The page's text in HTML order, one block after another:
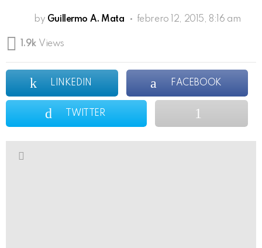
by Guillermo A. Mata febrero 12, 2015, 8:16 am
1.9k Views
LINKEDIN FACEBOOK
TWITTER